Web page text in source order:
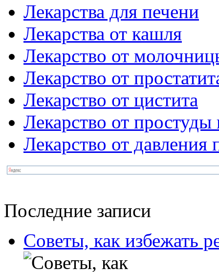
Лекарства для печени
Лекарства от кашля
Лекарство от
Лекарство от
Лекарство от цистита
Лекарство от простуды
Лекарство от
Последние записи
Советы, как избежать